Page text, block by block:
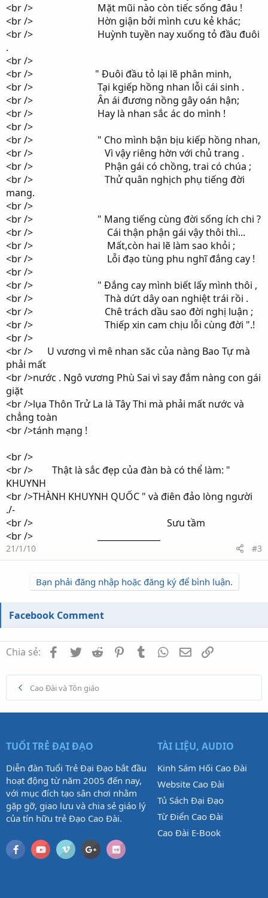
<br /> Mặt mũi nào còn tiếc sống đâu !
<br /> Hờn giận bởi mình cưu kẻ khác;
<br /> Huỳnh tuyền nay xuống tỏ đầu đuôi
.
<br />
<br /> " Đuôi đầu tỏ lại lẽ phân minh,
<br /> Tại kgiếp hồng nhan lỗi cái sinh .
<br /> Ân ái đương nồng gây oán hận;
<br /> Hay là nhan sắc ác do mình !
<br />
<br /> " Cho mình bận bịu kiếp hồng nhan,
<br /> Vì vậy riêng hờn với chủ trang .
<br /> Phận gái có chồng, trai có chúa ;
<br /> Thử quân nghịch phụ tiếng đời
mang.
<br />
<br /> " Mang tiếng cùng đời sống ích chi ?
<br /> Cái thận phận gái vậy thôi thì...
<br /> Mất,còn hai lẽ làm sao khỏi ;
<br /> Lỗi đạo tùng phu nghĩ đắng cay !
<br />
<br /> " Đắng cay mình biết lấy mình thôi ,
<br /> Thà dứt dây oan nghiệt trái rồi .
<br /> Chê trách dầu sao đời nghị luận ;
<br /> Thiếp xin cam chịu lỗi cùng đời ".!
<br />
<br /> U vương vì mê nhan săc của nàng Bao Tự mà
phải mất
<br />nước . Ngô vương Phù Sai vì say đắm nàng con gái
giặt
<br />lụa Thôn Trử La là Tây Thi mà phải mất nước và
chẳng toàn
<br />tánh mạng !
<br />
<br /> Thật là sắc đẹp của đàn bà có thể làm: "
KHUYNH
<br />THÀNH KHUYNH QUỐC " và điên đảo lòng người
./-
<br /> Sưu tầm
<br /> _______________
21/1/10 #3
Bạn phải đăng nhập hoặc đăng ký để bình luận.
Facebook Comment
Chia sẻ: Facebook
TwitterReddit PinterestTumblrWhatsApp
Email
Cao Đài và Tôn giáo
TUỔI TRẺ ĐẠI ĐẠO
Diễn đàn Tuổi Trẻ Đại Đạo bắt đầu
hoạt động từ năm 2005 đến nay,
với mục đích tạo sân chơi nhằm
gặp gỡ, giao lưu và chia sẻ giáo lý
của tín hữu trẻ Đạo Cao Đài.
TÀI LIỆU, AUDIO
Kinh Sám Hối Cao Đài
Website Cao Đài
Tủ Sách Đại Đạo
Từ Điển Cao Đài
Cao Đài E-Book